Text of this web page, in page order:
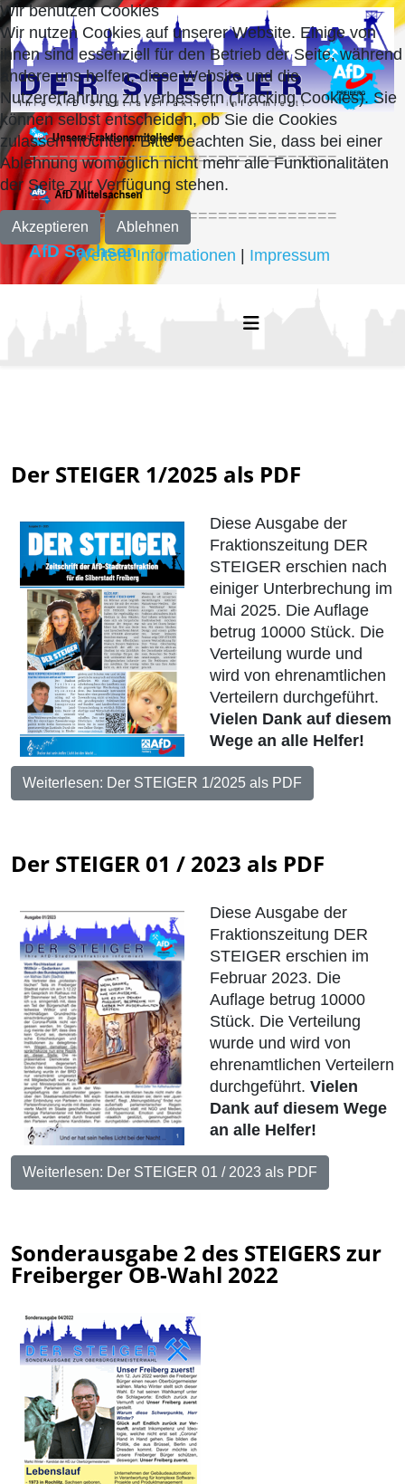
===============================
===============================
AfD Sachsen
Der STEIGER 1/2025 als PDF
Diese Ausgabe der
Fraktionszeitung DER
STEIGER erschien nach
einiger Unterbrechung im
Mai 2025. Die Auflage
betrug 10000 Stück. Die
Verteilung wurde und
wird von ehrenamtlichen
Verteilern durchgeführt.
Vielen Dank auf diesem
Wege an alle Helfer!
Weiterlesen: Der STEIGER 1/2025 als PDF
Der STEIGER 01 / 2023 als PDF
Diese Ausgabe der
Fraktionszeitung DER
STEIGER erschien im
Februar 2023. Die
Auflage betrug 10000
Stück. Die Verteilung
wurde und wird von
ehrenamtlichen Verteilern
durchgeführt. Vielen
Dank auf diesem Wege
an alle Helfer!
Weiterlesen: Der STEIGER 01 / 2023 als PDF
Sonderausgabe 2 des STEIGERS zur
Freiberger OB-Wahl 2022
Wir benutzen Cookies
Wir nutzen Cookies auf unserer Website. Einige von
ihnen sind essenziell für den Betrieb der Seite, während
andere uns helfen, diese Website und die
Nutzererfahrung zu verbessern (Tracking Cookies). Sie
können selbst entscheiden, ob Sie die Cookies
zulassen möchten. Bitte beachten Sie, dass bei einer
Ablehnung womöglich nicht mehr alle Funktionalitäten
der Seite zur Verfügung stehen.
Akzeptieren Ablehnen
Weitere Informationen Impressum